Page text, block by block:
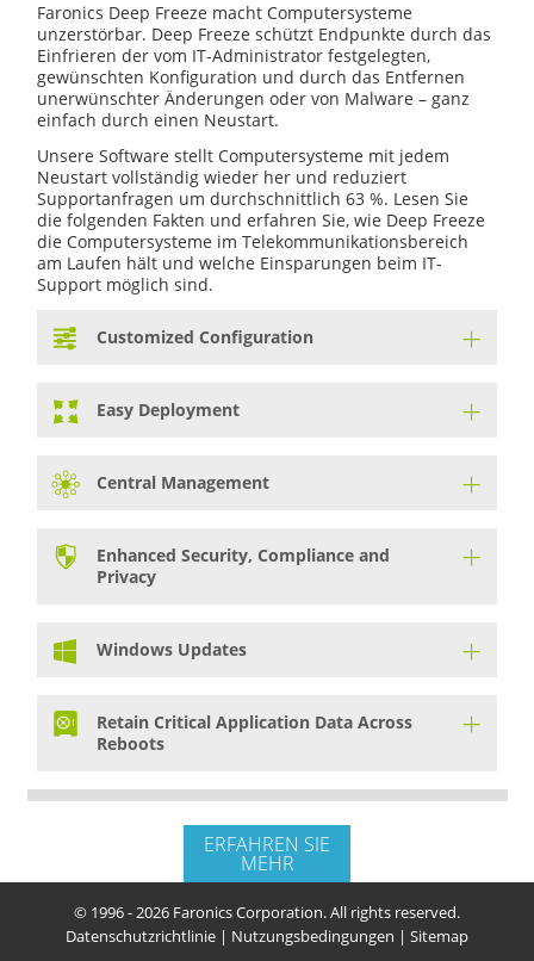
Faronics Deep Freeze macht Computersysteme
unzerstörbar. Deep Freeze schützt Endpunkte durch das
Einfrieren der vom IT-Administrator festgelegten,
gewünschten Konfiguration und durch das Entfernen
unerwünschter Änderungen oder von Malware – ganz
einfach durch einen Neustart.
Unsere Software stellt Computersysteme mit jedem
Neustart vollständig wieder her und reduziert
Supportanfragen um durchschnittlich 63 %. Lesen Sie
die folgenden Fakten und erfahren Sie, wie Deep Freeze
die Computersysteme im Telekommunikationsbereich
am Laufen hält und welche Einsparungen beim IT-
Support möglich sind.
Customized Configuration
Easy Deployment
Central Management
Enhanced Security, Compliance and
Privacy
Windows Updates
Retain Critical Application Data Across
Reboots
ERFAHREN SIE
MEHR
© 1996 - 2026 Faronics Corporation. All rights reserved.
Datenschutzrichtlinie | Nutzungsbedingungen | Sitemap